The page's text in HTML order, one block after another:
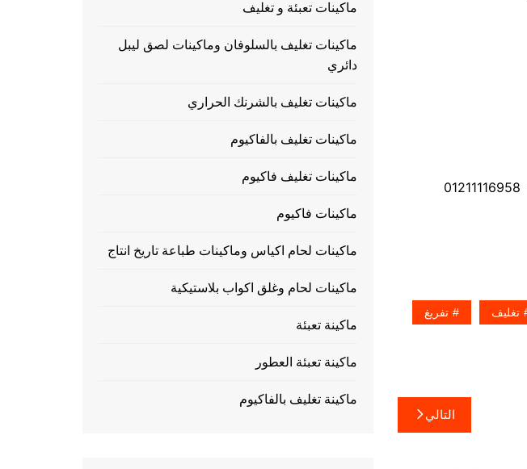
تغليف تفريغ
التالي
ماكينات تعبئة و تغليف
ماكينات تغليف بالسلوفان وماكينات لصق ليبل
دائري
ماكينات تغليف بالشرنك الحراري
ماكينات تغليف بالفاكيوم
ماكينات تغليف فاكيوم
ماكينات فاكيوم
ماكينات لحام اكياس وماكينات طباعة تاريخ انتاج
ماكينات لحام وغلق اكواب بلاستيكية
ماكينة تعبئة
ماكينة تعبئة العطور
ماكينة تغليف بالفاكيوم